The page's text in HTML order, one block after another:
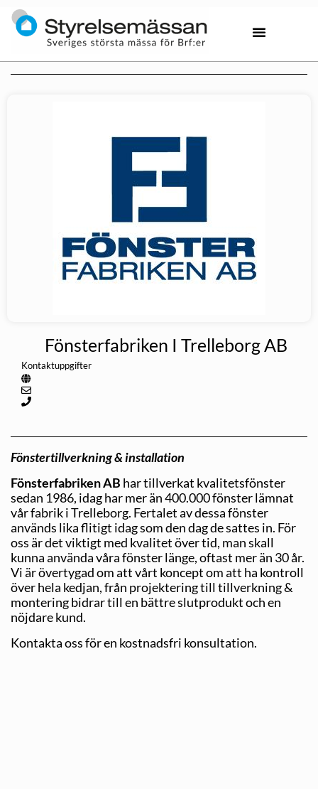
Fönsterfabriken I Trelleborg AB
Kontaktuppgifter
Fönstertillverkning & installation
Fönsterfabriken AB har tillverkat kvalitetsfönster
sedan 1986, idag har mer än 400.000 fönster lämnat
vår fabrik i Trelleborg. Fertalet av dessa fönster
används lika flitigt idag som den dag de sattes in. För
oss är det viktigt med kvalitet över tid, man skall
kunna använda våra fönster länge, oftast mer än 30 år.
Vi är övertygad om att vårt koncept om att ha kontroll
över hela kedjan, från projektering till tillverkning &
montering bidrar till en bättre slutprodukt och en
nöjdare kund.
Kontakta oss för en kostnadsfri konsultation.